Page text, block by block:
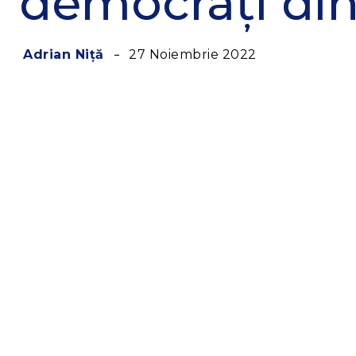
Adrian Niță 27 Noiembrie 2022